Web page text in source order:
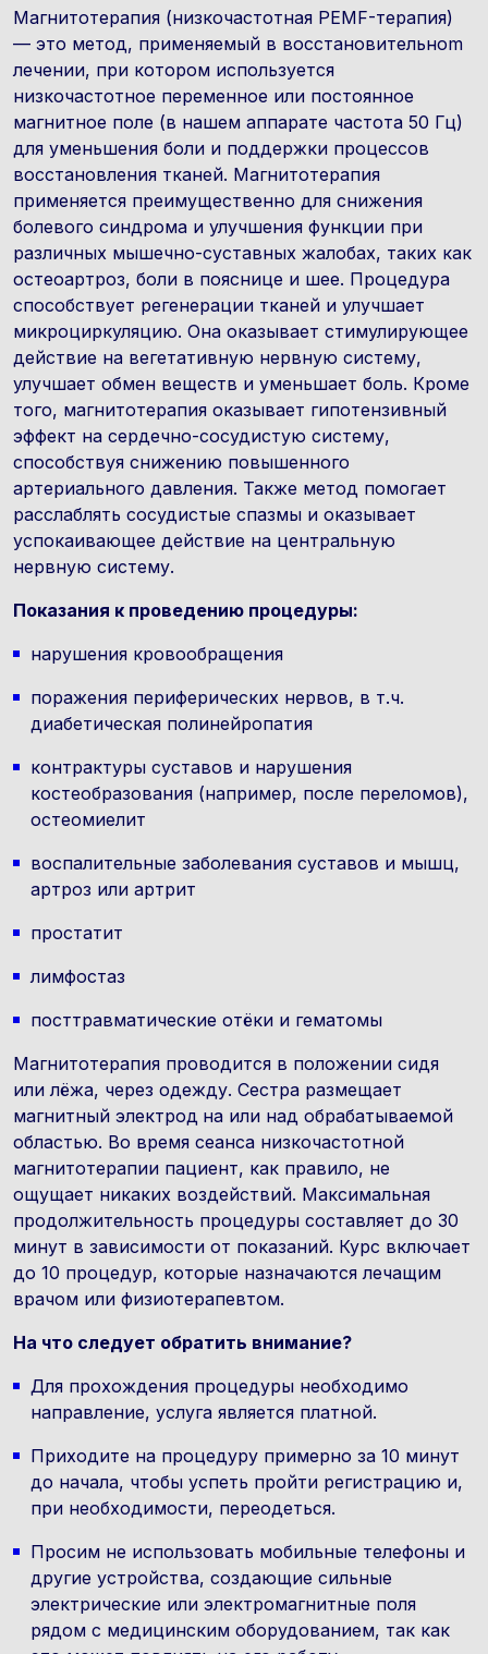
Магнитотерапия (низкочастотная PEMF-терапия)
— это метод, применяемый в восстановительноm
лечении, при котором используется
низкочастотное переменное или постоянное
магнитное поле (в нашем аппарате частота 50 Гц)
для уменьшения боли и поддержки процессов
восстановления тканей. Магнитотерапия
применяется преимущественно для снижения
болевого синдрома и улучшения функции при
различных мышечно-суставных жалобах, таких как
остеоартроз, боли в пояснице и шее. Процедура
способствует регенерации тканей и улучшает
микроциркуляцию. Она оказывает стимулирующее
действие на вегетативную нервную систему,
улучшает обмен веществ и уменьшает боль. Кроме
того, магнитотерапия оказывает гипотензивный
эффект на сердечно-сосудистую систему,
способствуя снижению повышенного
артериального давления. Также метод помогает
расслаблять сосудистые спазмы и оказывает
успокаивающее действие на центральную
нервную систему.
Показания к проведению процедуры:
нарушения кровообращения
поражения периферических нервов, в т.ч.
диабетическая полинейропатия
контрактуры суставов и нарушения
костеобразования (например, после переломов),
остеомиелит
воспалительные заболевания суставов и мышц,
артроз или артрит
простатит
лимфостаз
посттравматические отёки и гематомы
Магнитотерапия проводится в положении сидя
или лёжа, через одежду. Cестра размещает
магнитный электрод на или над обрабатываемой
областью. Во время сеанса низкочастотной
магнитотерапии пациент, как правило, не
ощущает никаких воздействий. Максимальная
продолжительность процедуры составляет до 30
минут в зависимости от показаний. Курс включает
до 10 процедур, которые назначаются лечащим
врачом или физиотерапевтом.
На что следует обратить внимание?
Для прохождения процедуры необходимо
направление, услуга является платной.
Приходите на процедуру примерно за 10 минут
до начала, чтобы успеть пройти регистрацию и,
при необходимости, переодеться.
Просим не использовать мобильные телефоны и
другие устройства, создающие сильные
электрические или электромагнитные поля
рядом с медицинским оборудованием, так как